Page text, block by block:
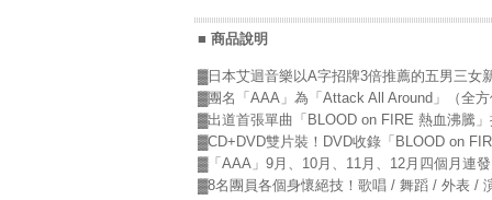
■ 商品說明
▓日本艾迴音樂以A字招牌3倍推薦的五男三女
▓團名「AAA」為「Attack All Around」（全
▓出道首張單曲「BLOOD on FIRE 熱血沸騰
▓CD+DVD雙片裝！DVD收錄「BLOOD on
▓「AAA」9月、10月、11月、12月四個月連
▓8名團員各個身懷絕技！歌唱 / 舞蹈 / 外表 /